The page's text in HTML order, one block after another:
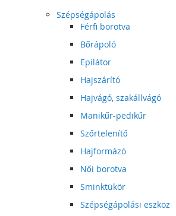
Szépségápolás
Férfi borotva
Bőrápoló
Epilátor
Hajszárító
Hajvágó, szakállvágó
Manikűr-pedikűr
Szőrtelenítő
Hajformázó
Női borotva
Sminktükör
Szépségápolási eszköz